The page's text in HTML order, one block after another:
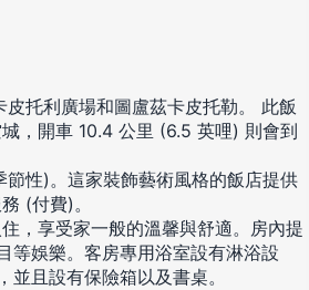
托利廣場和圖盧茲卡皮托勒。 此飯
，開車 10.4 公里 (6.5 英哩) 則會到
性)。這家裝飾藝術風格的飯店提供
(付費)。
，享受家一般的溫馨與舒適。房內提
等娛樂。客房專用浴室設有淋浴設
且設有保險箱以及書桌。